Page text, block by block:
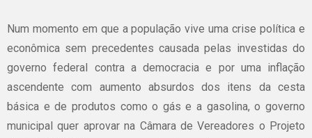
Num momento em que a população vive uma crise política e
econômica sem precedentes causada pelas investidas do
governo federal contra a democracia e por uma inflação
ascendente com aumento absurdos dos itens da cesta
básica e de produtos como o gás e a gasolina, o governo
municipal quer aprovar na Câmara de Vereadores o Projeto